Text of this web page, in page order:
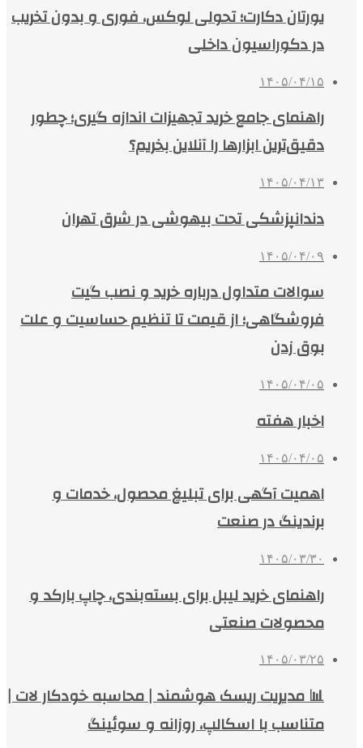
یورتان دکارت؛ تحولی لوکس، فوری و بدون تخریب
در دکوراسیون داخلی
۱۴۰۵/۰۴/۱۵
راهنمای جامع خرید تجهیزات اندازه گیری؛ چطور
دقیق‌ترین ابزارها را آنلاین بخریم؟
۱۴۰۵/۰۴/۱۳
دندانپزشکی تحت بیهوشی در شرق تهران
۱۴۰۵/۰۴/۰۹
سوالات متداول درباره خرید و نصب گیت
فروشگاهی؛ از قیمت تا تنظیم حساسیت و علت
بوق زدن
۱۴۰۵/۰۴/۰۵
اخبار هفته
۱۴۰۵/۰۴/۰۵
اهمیت آگهی برای تبلیغ محصول، خدمات و
برندینگ در صنعت
۱۴۰۵/۰۳/۳۰
راهنمای خرید لیبل برای بسته‌بندی، چاپ بارکد و
محصولات صنعتی
۱۴۰۵/۰۳/۲۵
📊 مدیریت ریسک هوشمند | محاسبه خودکار لات |
متناسب با اسکالپ، روزانه و سوئینگ